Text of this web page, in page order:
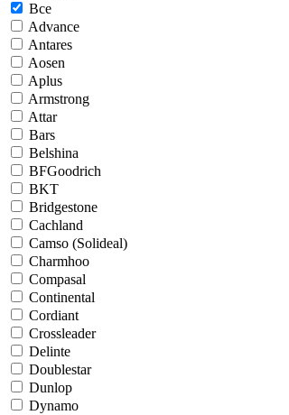
Все
Advance
Antares
Aosen
Aplus
Armstrong
Attar
Bars
Belshina
BFGoodrich
BKT
Bridgestone
Cachland
Camso (Solideal)
Charmhoo
Compasal
Continental
Cordiant
Crossleader
Delinte
Doublestar
Dunlop
Dynamo